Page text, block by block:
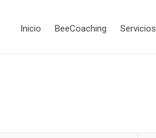
Inicio BeeCoaching Servicios